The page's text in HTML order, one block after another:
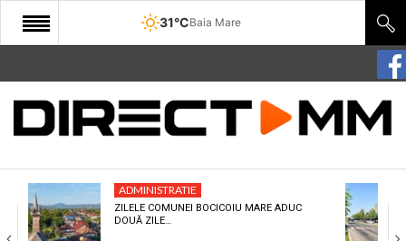
31°CBaia Mare
START
COMUNITATE
CULTURA
ECONOMIE
ADMINISTRATIE
ZILELE COMUNEI BOCICOIU MARE ADUC
DOUĂ ZILE…